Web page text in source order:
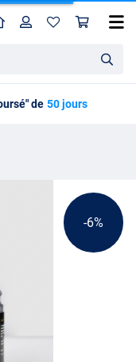
HomeProfil
de 50 jours
MTC Baits Pop-Up Hi-Natural Response Red (16mm en 20mm)
-6%